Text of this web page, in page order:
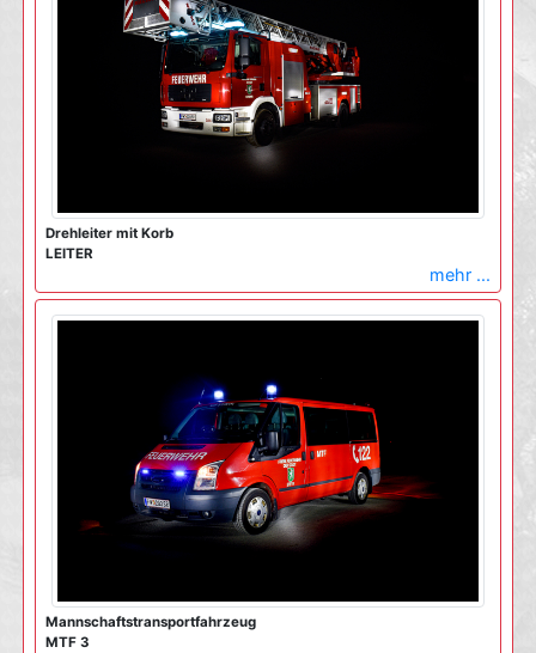
Drehleiter mit Korb
LEITER
mehr ...
Mannschaftstransportfahrzeug
MTF 3